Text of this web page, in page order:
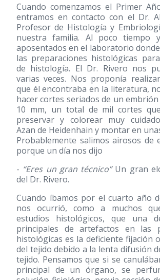
Cuando comenzamos el Primer
entramos en contacto con el Dr.
Profesor de Histología y
nuestra familia. Al poco tiempo
aposentados en el laboratorio
las preparaciones histológicas
de histología. El Dr. Rivero nos
varias veces. Nos proponía
que él encontraba en la literatura,
hacer cortes seriados de un embrión
10 mm, un total de mil cortes
preservar y colorear muy
Azan de Heidenhain y montar en
Probablemente salimos airosos de
porque un día nos dijo
- “Eres un gran técnico”Un gran
del Dr. Rivero.
Cuando íbamos por el cuarto año
nos ocurrió, como a muchos
estudios histológicos, que una
principales de artefactos en las
histológicas es la deficiente fijación
del tejido debido a la lenta difusión
tejido. Pensamos que si se
principal de un órgano, se